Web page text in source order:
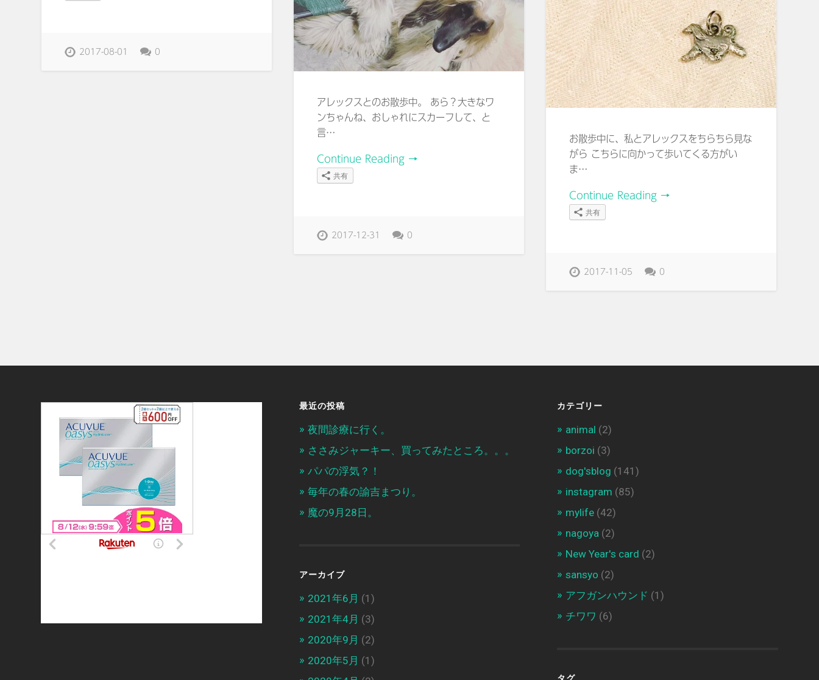
アレックスとのお散歩中。 あら？大きなワ
ンちゃんね、おしゃれにスカーフして、と
言…
Continue Reading →
共有
2017-12-31 0
お散歩中に、私とアレックスをちらちら見な
がら こちらに向かって歩いてくる方がい
ま…
Continue Reading →
共有
2017-11-05 0
2017-08-01 0
最近の投稿
夜間診療に行く。
ささみジャーキー、買ってみたところ。。。
パパの浮気？！
毎年の春の諭吉まつり。
魔の9月28日。
アーカイブ
2021年6月 (1)
2021年4月 (3)
2020年9月 (2)
2020年5月 (1)
カテゴリー
animal (2)
borzoi (3)
dog'sblog (141)
instagram (85)
mylife(42)
nagoya (2)
New Year's card (2)
sansyo (2)
アフガンハウンド (1)
チワワ (6)